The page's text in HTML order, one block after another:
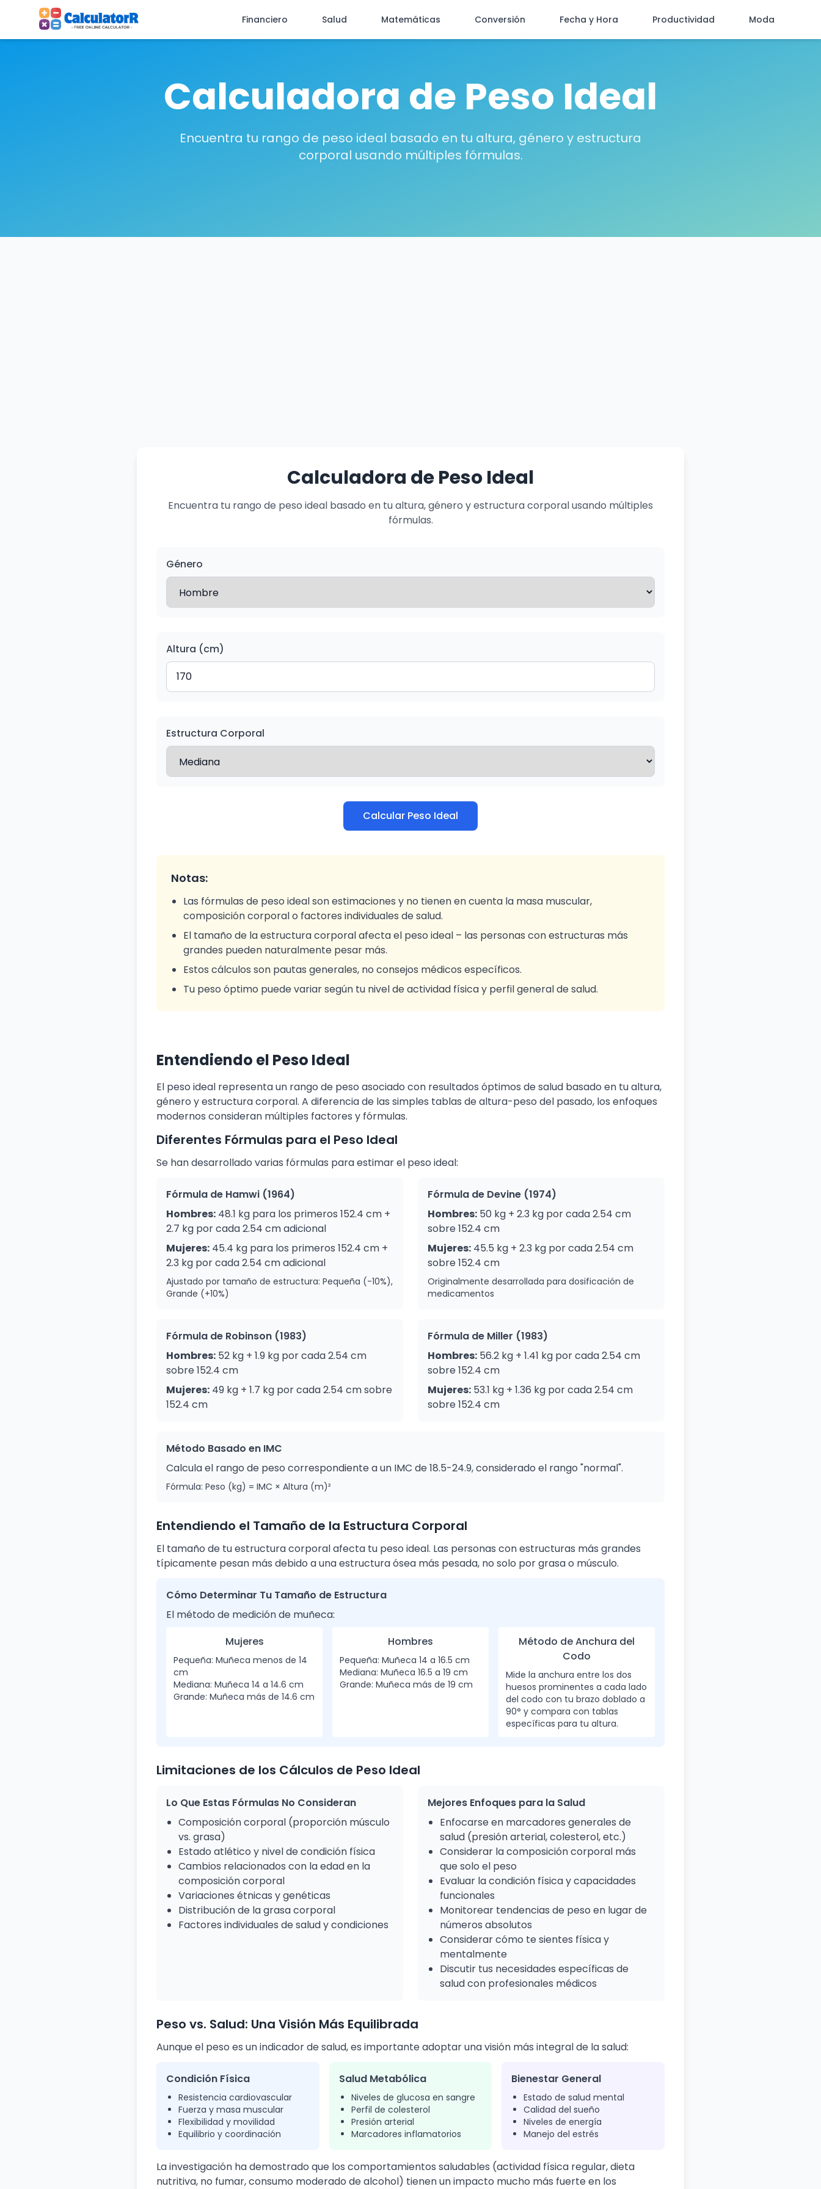
Financiero Salud Matemáticas Conversión Fecha y Hora Productividad Moda
Calculadora de Peso Ideal
Encuentra tu rango de peso ideal basado en tu altura, género y estructura
corporal usando múltiples fórmulas.
Calculadora de Peso Ideal
Encuentra tu rango de peso ideal basado en tu altura, género y estructura corporal usando múltiples
fórmulas.
Género
Altura (cm)
Estructura Corporal
Calcular Peso Ideal
Notas:
Las fórmulas de peso ideal son estimaciones y no tienen en cuenta la masa muscular,
composición corporal o factores individuales de salud.
El tamaño de la estructura corporal afecta el peso ideal – las personas con estructuras más
grandes pueden naturalmente pesar más.
Estos cálculos son pautas generales, no consejos médicos específicos.
Tu peso óptimo puede variar según tu nivel de actividad física y perfil general de salud.
Entendiendo el Peso Ideal
El peso ideal representa un rango de peso asociado con resultados óptimos de salud basado en tu altura,
género y estructura corporal. A diferencia de las simples tablas de altura-peso del pasado, los enfoques
modernos consideran múltiples factores y fórmulas.
Diferentes Fórmulas para el Peso Ideal
Se han desarrollado varias fórmulas para estimar el peso ideal:
Fórmula de Hamwi (1964)
Hombres: 48.1 kg para los primeros 152.4 cm +
2.7 kg por cada 2.54 cm adicional
Mujeres: 45.4 kg para los primeros 152.4 cm +
2.3 kg por cada 2.54 cm adicional
Ajustado por tamaño de estructura: Pequeña (-10%),
Grande (+10%)
Fórmula de Devine (1974)
Hombres: 50 kg + 2.3 kg por cada 2.54 cm
sobre 152.4 cm
Mujeres: 45.5 kg + 2.3 kg por cada 2.54 cm
sobre 152.4 cm
Originalmente desarrollada para dosificación de
medicamentos
Fórmula de Robinson (1983)
Hombres: 52 kg + 1.9 kg por cada 2.54 cm
sobre 152.4 cm
Mujeres: 49 kg + 1.7 kg por cada 2.54 cm sobre
152.4 cm
Fórmula de Miller (1983)
Hombres: 56.2 kg + 1.41 kg por cada 2.54 cm
sobre 152.4 cm
Mujeres: 53.1 kg + 1.36 kg por cada 2.54 cm
sobre 152.4 cm
Método Basado en IMC
Calcula el rango de peso correspondiente a un IMC de 18.5-24.9, considerado el rango "normal".
Fórmula: Peso (kg) = IMC × Altura (m)²
Entendiendo el Tamaño de la Estructura Corporal
El tamaño de tu estructura corporal afecta tu peso ideal. Las personas con estructuras más grandes
típicamente pesan más debido a una estructura ósea más pesada, no solo por grasa o músculo.
Cómo Determinar Tu Tamaño de Estructura
El método de medición de muñeca:
Mujeres
Pequeña: Muñeca menos de 14
cm
Mediana: Muñeca 14 a 14.6 cm
Grande: Muñeca más de 14.6 cm
Hombres
Pequeña: Muñeca 14 a 16.5 cm
Mediana: Muñeca 16.5 a 19 cm
Grande: Muñeca más de 19 cm
Método de Anchura del
Codo
Mide la anchura entre los dos
huesos prominentes a cada lado
del codo con tu brazo doblado a
90° y compara con tablas
específicas para tu altura.
Limitaciones de los Cálculos de Peso Ideal
Lo Que Estas Fórmulas No Consideran
Composición corporal (proporción músculo
vs. grasa)
Estado atlético y nivel de condición física
Cambios relacionados con la edad en la
composición corporal
Variaciones étnicas y genéticas
Distribución de la grasa corporal
Factores individuales de salud y condiciones
Mejores Enfoques para la Salud
Enfocarse en marcadores generales de
salud (presión arterial, colesterol, etc.)
Considerar la composición corporal más
que solo el peso
Evaluar la condición física y capacidades
funcionales
Monitorear tendencias de peso en lugar de
números absolutos
Considerar cómo te sientes física y
mentalmente
Discutir tus necesidades específicas de
salud con profesionales médicos
Peso vs. Salud: Una Visión Más Equilibrada
Aunque el peso es un indicador de salud, es importante adoptar una visión más integral de la salud:
Condición Física
Resistencia cardiovascular
Fuerza y masa muscular
Flexibilidad y movilidad
Equilibrio y coordinación
Salud Metabólica
Niveles de glucosa en sangre
Perfil de colesterol
Presión arterial
Marcadores inflamatorios
Bienestar General
Estado de salud mental
Calidad del sueño
Niveles de energía
Manejo del estrés
La investigación ha demostrado que los comportamientos saludables (actividad física regular, dieta
nutritiva, no fumar, consumo moderado de alcohol) tienen un impacto mucho más fuerte en los